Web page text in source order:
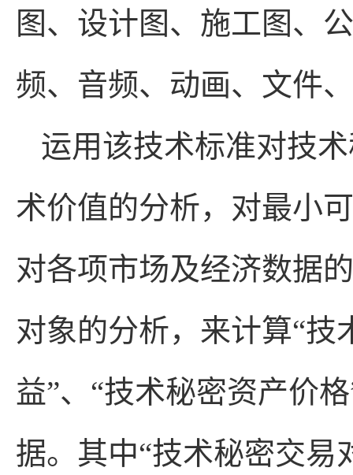
图、设计图、施工图、
频、音频、动画、文件
运用该技术标准对技
术价值的分析，对最小
对各项市场及经济数据
对象的分析，来计算“技
益”、“技术秘密资产价
据。其中“技术秘密交易